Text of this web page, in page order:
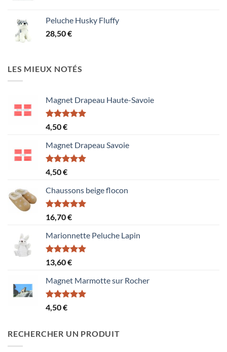
1,50 €
Peluche Husky Fluffy
28,50€
LES MIEUX NOTÉS
Magnet Drapeau Haute-Savoie
Note5.00
sur 5
4,50€
Magnet Drapeau Savoie
Note5.00
sur 5
4,50€
Chaussons beige flocon
Note5.00
sur 5
16,70€
Marionnette Peluche Lapin
Note5.00
sur 5
13,60€
Magnet Marmotte sur Rocher
Note5.00
sur 5
4,50€
RECHERCHER UN PRODUIT